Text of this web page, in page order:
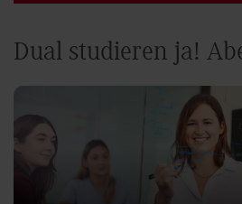
Dual studieren ja!